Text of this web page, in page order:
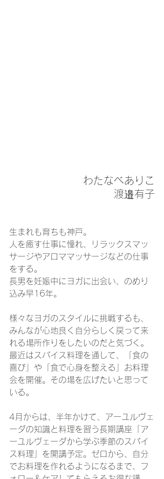
わたなべありこ
渡邉有子
生まれも育ちも神戸。
人を癒す仕事に憧れ、リラックスマッ
サージやアロママッサージなどの仕事
をする。
長男を妊娠中にヨガに出会い、のめり
込み早16年。
様々なヨガのスタイルに挑戦するも、
みんなが心地良く自分らしく戻って来
れる場所作りをしたいのだと気づく。
最近はスパイス料理を通して、「食の
喜び」や「食で心身を整える」お料理
会を開催。その場を広げたいと思って
いる。
4月からは、 半年かけて、アーユルヴェ
ーダの知識と料理を習う長期講座「ア
ーユルヴェーダから学ぶ季節のスパイ
ス料理」を開講予定。​ゼロから、自分
でお料理を作れるようになるまで、フ